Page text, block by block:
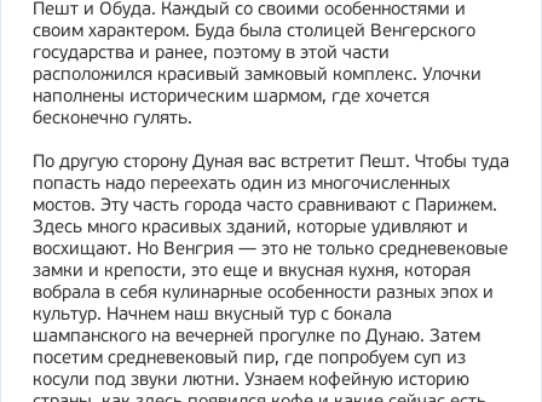
Пешт и Обуда. Каждый со своими особенностями и
своим характером. Буда была столицей Венгерского
государства и ранее, поэтому в этой части
расположился красивый замковый комплекс. Улочки
наполнены историческим шармом, где хочется
бесконечно гулять.
По другую сторону Дуная вас встретит Пешт. Чтобы туда
попасть надо переехать один из многочисленных
мостов. Эту часть города часто сравнивают с Парижем.
Здесь много красивых зданий, которые удивляют и
восхищают. Но Венгрия — это не только средневековые
замки и крепости, это еще и вкусная кухня, которая
вобрала в себя кулинарные особенности разных эпох и
культур. Начнем наш вкусный тур с бокала
шампанского на вечерней прогулке по Дунаю. Затем
посетим средневековый пир, где попробуем суп из
косули под звуки лютни. Узнаем кофейную историю